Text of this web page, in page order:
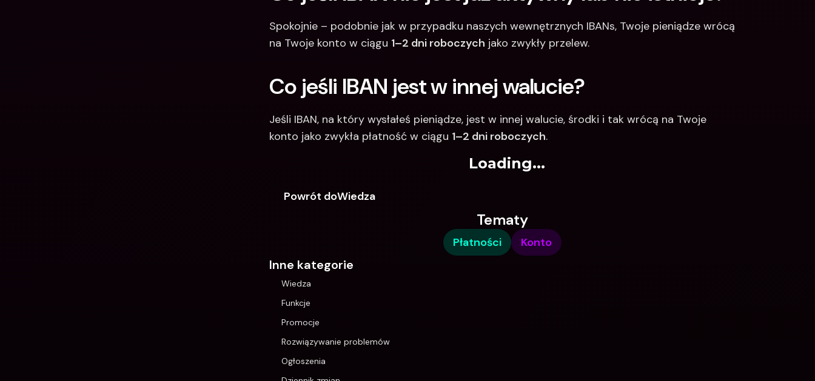
Spokojnie – podobnie jak w przypadku naszych wewnętrznych IBANs, Twoje pieniądze wrócą
na Twoje konto w ciągu 1–2 dni roboczych jako zwykły przelew.
Co jeśli IBAN jest w innej walucie?
Jeśli IBAN, na który wysłałeś pieniądze, jest w innej walucie, środki i tak wrócą na Twoje
konto jako zwykła płatność w ciągu 1–2 dni roboczych.
Loading...
Powrót doWiedza
Tematy
Płatności Konto
Inne kategorie
Wiedza
Funkcje
Promocje
Rozwiązywanie problemów
Ogłoszenia